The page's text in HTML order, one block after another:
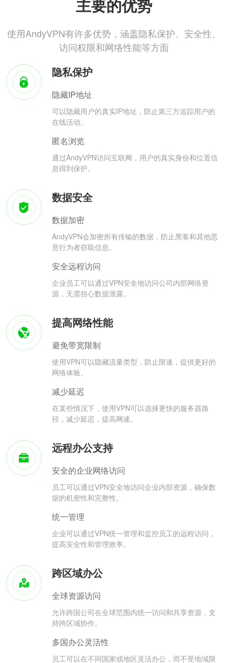
主要的优势
使用AndyVPN有许多优势，涵盖隐私保护、安全性、
访问权限和网络性能等方面
隐私保护
隐藏IP地址
可以隐藏用户的真实IP地址，防止第三方追踪用户的
在线活动。
匿名浏览
通过AndyVPN访问互联网，用户的真实身份和位置信
息得到保护。
数据安全
数据加密
AndyVPN会加密所有传输的数据，防止黑客和其他恶
意行为者窃取信息。
安全远程访问
企业员工可以通过VPN安全地访问公司内部网络资
源，无需担心数据泄露。
提高网络性能
避免带宽限制
使用VPN可以隐藏流量类型，防止限速，提供更好的
网络体验。
减少延迟
在某些情况下，使用VPN可以选择更快的服务器路
径，减少延迟，提高网速。
远程办公支持
安全的企业网络访问
员工可以通过VPN安全地访问企业内部资源，确保数
据的机密性和完整性。
统一管理
企业可以通过VPN统一管理和监控员工的远程访问，
提高安全性和管理效率。
跨区域办公
全球资源访问
允许跨国公司在全球范围内统一访问和共享资源，支
持跨区域协作。
多国办公灵活性
员工可以在不同国家或地区灵活办公，而不受地域限